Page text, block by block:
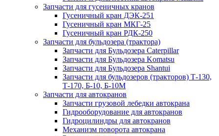
Запчасти для гусеничных кранов
Гусеничный кран ДЭК-251
Гусеничный кран МКГ-25
Гусеничный кран РДК-250
Запчасти для бульдозера (трактора)
Запчасти для Бульдозера Caterpillar
Запчасти для Бульдозера Komatsu
Запчасти для Бульдозера Shantui
Запчасти для бульдозеров (тракторов) Т-130,
Т-170, Б-10, Б-10М
Запчасти для автокранов
Запчасти грузовой лебедки автокрана
Гидрооборудование для автокранов
Гидроцилиндры для автокранов
Механизм поворота автокрана